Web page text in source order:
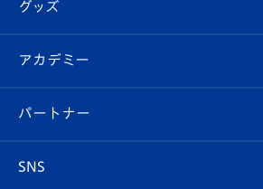
チケット
イベント
メディア
スタッフプロフィール
マスコット紹介
Revive Team
ヴィヴィくんの長崎おもてなしガイド
フォトギャラリー
スタジアムグルメ
V-LOVERS（ファンクラブ）
プレイヤーズスイート
グッズ
オンラインショップ
店舗情報
アカデミー
育成からのお知らせ
パートナー
SNS